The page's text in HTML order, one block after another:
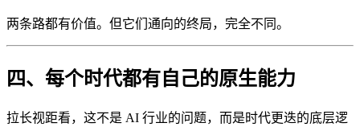
两条路都有价值。但它们通向的终局，完全不同。
四、每个时代都有自己的原生能力
拉长视距看，这不是 AI 行业的问题，而是时代更迭的底层逻